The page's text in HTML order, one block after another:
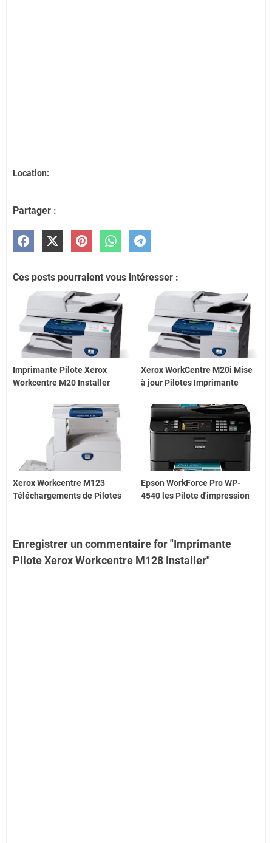
Location:
Partager :
Ces posts pourraient vous intéresser :
Imprimante Pilote Xerox
Workcentre M20 Installer
Xerox WorkCentre M20i Mise
à jour Pilotes Imprimante
Xerox Workcentre M123
Téléchargements de Pilotes
Epson WorkForce Pro WP-
4540 les Pilote d'impression
Enregistrer un commentaire for "Imprimante
Pilote Xerox Workcentre M128 Installer"